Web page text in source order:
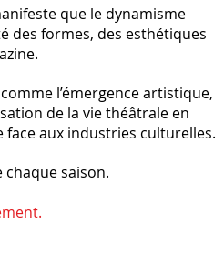
que le dynamisme
des formes, des esthétiques
l’émergence artistique,
de la vie théâtrale en
aux industries culturelles.
saison.